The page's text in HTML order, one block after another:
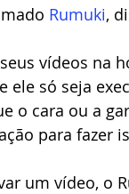
Rumuki,
vídeos na
ele só seja
o cara ou a
para fazer
um vídeo, o